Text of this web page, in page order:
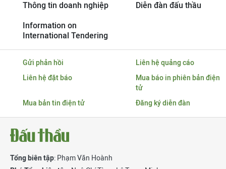
Thông tin doanh nghiệp Diễn đàn đấu thầu
Information on
International Tendering
Gửi phản hồi
Liên hệ quảng cáo
Liên hệ đặt báo
Mua báo in phiên bản điện
tử
Mua bản tin điện tử
Đăng ký diễn đàn
Tổng biên tập: Phạm Văn Hoành